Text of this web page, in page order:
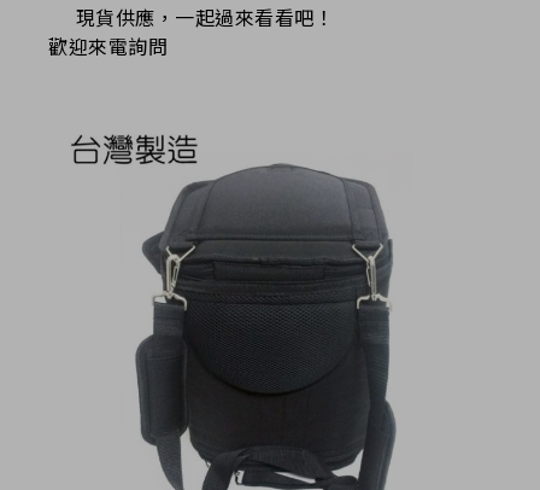
現貨供應，一起過來看看吧！
歡迎來電詢問